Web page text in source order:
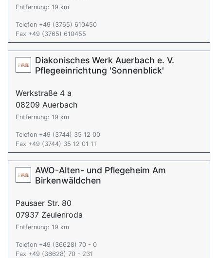
Entfernung: 19 km
Telefon +49 (3765) 610450
Fax +49 (3765) 610455
Diakonisches Werk Auerbach e. V.
Pflegeeinrichtung 'Sonnenblick'
Werkstraße 4 a
08209 Auerbach
Entfernung: 19 km
Telefon +49 (3744) 35 12 00
Fax +49 (3744) 35 12 01 11
AWO-Alten- und Pflegeheim Am
Birkenwäldchen
Pausaer Str. 80
07937 Zeulenroda
Entfernung: 19 km
Telefon +49 (36628) 70 - 0
Fax +49 (36628) 70 - 231